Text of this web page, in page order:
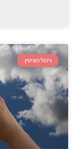
ניהול מוניטין